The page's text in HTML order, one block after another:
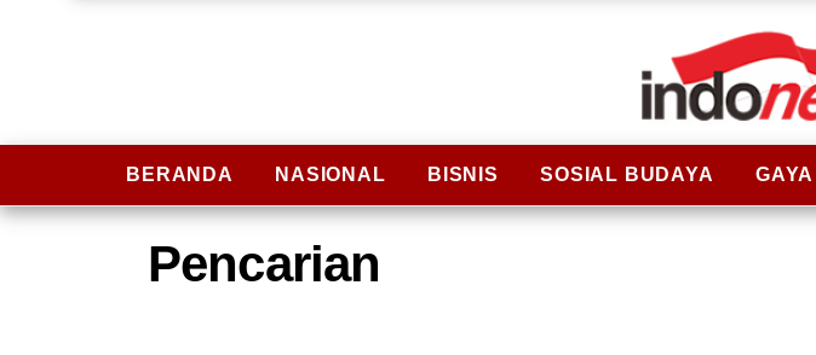
BERANDA NASIONAL BISNIS SOSIAL BUDAYA
Pencarian